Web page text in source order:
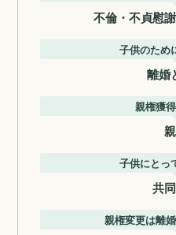
不倫・不貞慰
子供のため
離婚
親権獲
子供にとっ
共
親権変更は離